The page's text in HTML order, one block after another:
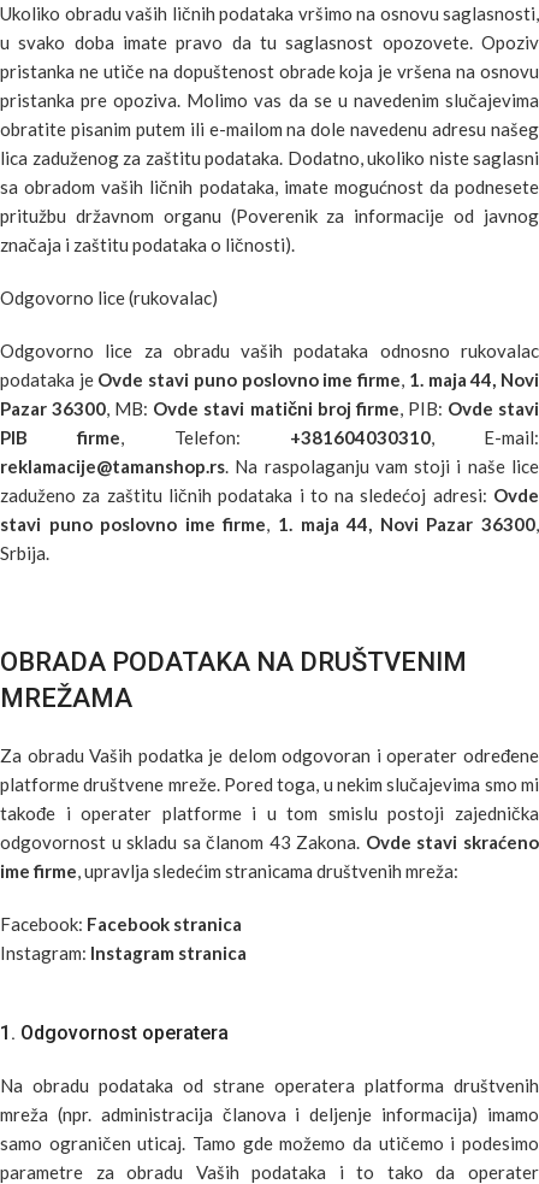
Ukoliko obradu vaših ličnih podataka vršimo na osnovu saglasnosti,
u svako doba imate pravo da tu saglasnost opozovete. Opoziv
pristanka ne utiče na dopuštenost obrade koja je vršena na osnovu
pristanka pre opoziva. Molimo vas da se u navedenim slučajevima
obratite pisanim putem ili e-mailom na dole navedenu adresu našeg
lica zaduženog za zaštitu podataka. Dodatno, ukoliko niste saglasni
sa obradom vaših ličnih podataka, imate mogućnost da podnesete
pritužbu državnom organu (Poverenik za informacije od javnog
značaja i zaštitu podataka o ličnosti).
Odgovorno lice (rukovalac)
Odgovorno lice za obradu vaših podataka odnosno rukovalac
podataka je Ovde stavi puno poslovno ime firme, 1. maja 44, Novi
Pazar 36300, MB: Ovde stavi matični broj firme, PIB: Ovde stavi
PIB firme, Telefon: +381604030310, E-mail:
reklamacije@tamanshop.rs. Na raspolaganju vam stoji i naše lice
zaduženo za zaštitu ličnih podataka i to na sledećoj adresi: Ovde
stavi puno poslovno ime firme, 1. maja 44, Novi Pazar 36300,
Srbija.
OBRADA PODATAKA NA DRUŠTVENIM
MREŽAMA
Za obradu Vaših podatka je delom odgovoran i operater određene
platforme društvene mreže. Pored toga, u nekim slučajevima smo mi
takođe i operater platforme i u tom smislu postoji zajednička
odgovornost u skladu sa članom 43 Zakona. Ovde stavi skraćeno
ime firme, upravlja sledećim stranicama društvenih mreža:
Facebook: Facebook stranica
Instagram: Instagram stranica
1. Odgovornost operatera
Na obradu podataka od strane operatera platforma društvenih
mreža (npr. administracija članova i deljenje informacija) imamo
samo ograničen uticaj. Tamo gde možemo da utičemo i podesimo
parametre za obradu Vaših podataka i to tako da operater